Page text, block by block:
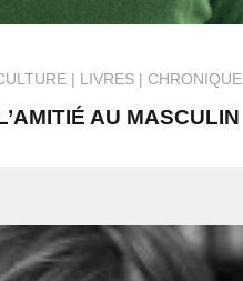
LIVRES CHRONIQUE
AU MASCULIN